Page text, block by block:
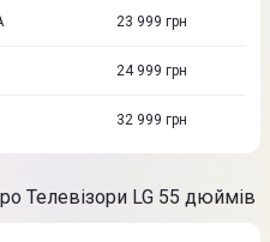
23 999 грн
24 999 грн
32 999 грн
Телевізори LG 55 дюймів